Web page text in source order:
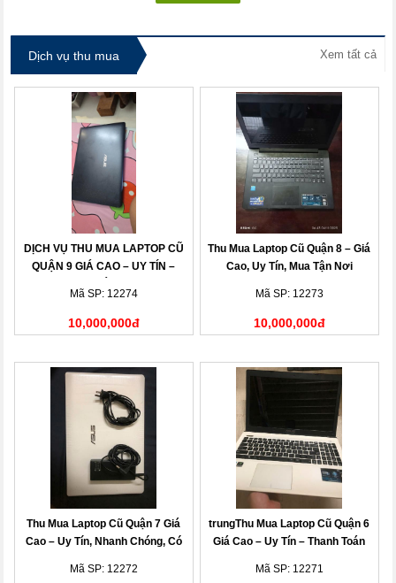
Dịch vụ thu mua Xem tất cả
DỊCH VỤ THU MUA LAPTOP CŨ
QUẬN 9 GIÁ CAO – UY TÍN –
Mã SP: 12274
10,000,000đ
Thu Mua Laptop Cũ Quận 8 – Giá
Cao, Uy Tín, Mua Tận Nơi
Mã SP: 12273
10,000,000đ
Thu Mua Laptop Cũ Quận 7 Giá
Cao – Uy Tín, Nhanh Chóng, Có
Mã SP: 12272
trungThu Mua Laptop Cũ Quận 6
Giá Cao – Uy Tín – Thanh Toán
Mã SP: 12271